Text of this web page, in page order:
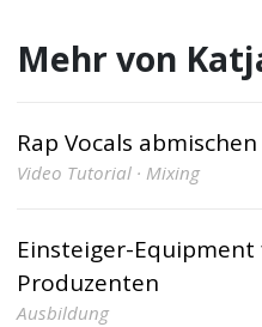
Mehr von
Rap Vocals abmischen
Video Tutorial · Mixing
Einsteiger-
Produzenten
Ausbildung